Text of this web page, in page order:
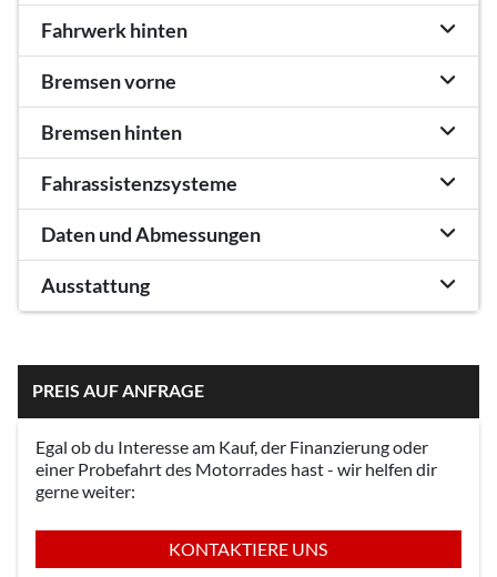
Fahrwerk hinten
Bremsen vorne
Bremsen hinten
Fahrassistenzsysteme
Daten und Abmessungen
Ausstattung
PREIS AUF ANFRAGE
Egal ob du Interesse am Kauf, der Finanzierung oder
einer Probefahrt des Motorrades hast - wir helfen dir
gerne weiter:
KONTAKTIERE UNS